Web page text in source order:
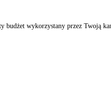
budżet wykorzystany przez Twoją